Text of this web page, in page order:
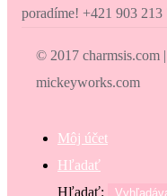
poradíme! +421 903 213
© 2017 charmsis.com
mickeyworks.com
Môj účet
Hľadať
Hľadať: